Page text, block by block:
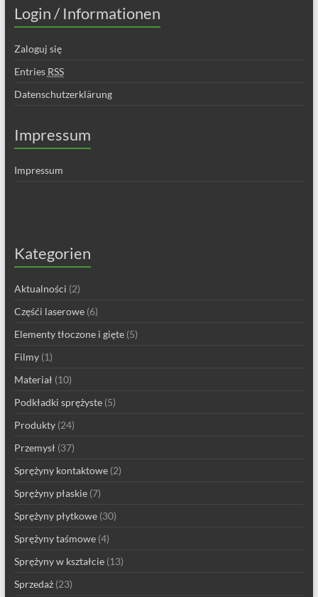
Login / Informationen
Zaloguj się
Entries RSS
Datenschutzerklärung
Impressum
Impressum
Kategorien
Aktualności (2)
Częśći laserowe(6)
Elementy tłoczone i gięte(5)
Filmy(1)
Materiał (10)
Podkładki sprężyste(5)
Produkty(24)
Przemysł (37)
Sprężyny kontaktowe(2)
Sprężyny płaskie(7)
Sprężyny płytkowe(30)
Sprężyny taśmowe(4)
Sprężyny w kształcie(13)
Sprzedaż(23)